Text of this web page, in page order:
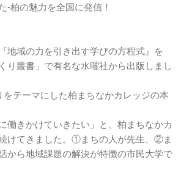
‐柏の魅力を全国に発信！
地域の力を引き出す学びの方程式』を
り叢書」で有名な水曜社から出版しまし
テーマにした柏まちなかカレッジの本
働きかけていきたい」と、柏まちなかカ
けてきました。①まちの人が先生、②ま
から地域課題の解決が特徴の市民大学で